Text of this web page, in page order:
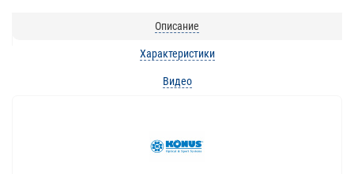
Описание
Характеристики
Видео